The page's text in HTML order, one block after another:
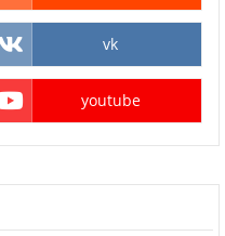
vk
youtube